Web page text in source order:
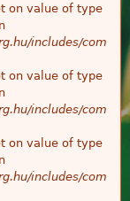
on value of type
includes/com
on value of type
includes/com
on value of type
includes/com